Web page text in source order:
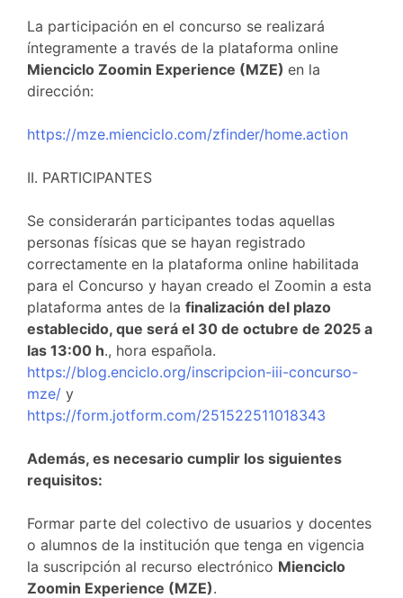
La participación en el concurso se realizará
íntegramente a través de la plataforma online
Mienciclo Zoomin Experience (MZE) en la
dirección:
https://mze.mienciclo.com/zfinder/home.action
II. PARTICIPANTES
Se considerarán participantes todas aquellas
personas físicas que se hayan registrado
correctamente en la plataforma online habilitada
para el Concurso y hayan creado el Zoomin a esta
plataforma antes de la finalización del plazo
establecido, que será el 30 de octubre de 2025 a
las 13:00 h., hora española.
https://blog.enciclo.org/inscripcion-iii-concurso-
mze/ y
https://form.jotform.com/251522511018343
Además, es necesario cumplir los siguientes
requisitos:
Formar parte del colectivo de usuarios y docentes
o alumnos de la institución que tenga en vigencia
la suscripción al recurso electrónico Mienciclo
Zoomin Experience (MZE).